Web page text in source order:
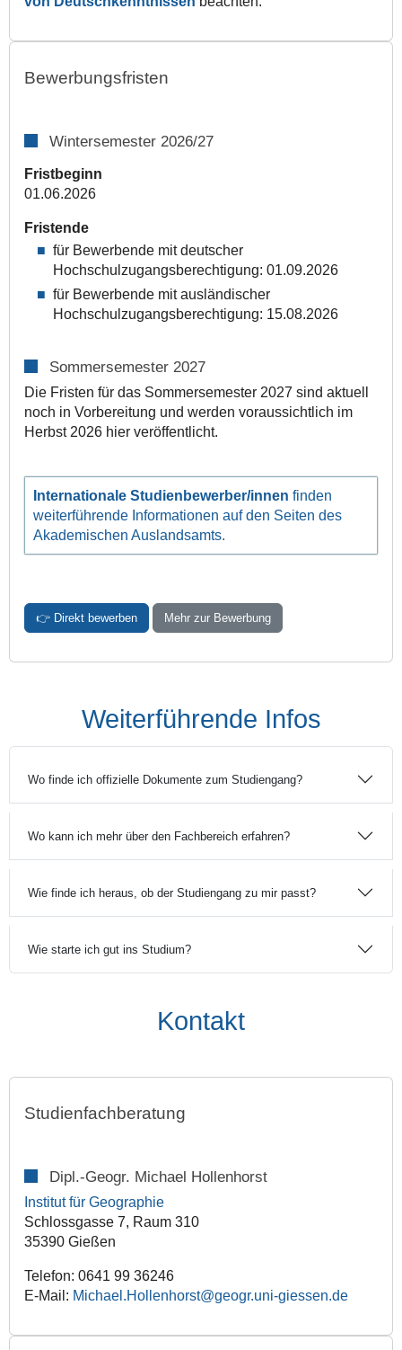
Bewerbungsfristen
Wintersemester 2026/27
Fristbeginn
01.06.2026
Fristende
für Bewerbende mit deutscher
Hochschulzugangsberechtigung: 01.09.2026
für Bewerbende mit ausländischer
Hochschulzugangsberechtigung: 15.08.2026
Sommersemester 2027
Die Fristen für das Sommersemester 2027 sind aktuell
noch in Vorbereitung und werden voraussichtlich im
Herbst 2026 hier veröffentlicht.
Internationale Studienbewerber/innenfinden
weiter­führende Informationen auf den Seiten des
Akademischen Auslandsamts.
👉 Direkt bewerben Mehr zur Bewerbung
Weiterführende Infos
Wo finde ich offizielle Dokumente zum Studiengang?
Wo kann ich mehr über den Fachbereich erfahren?
Wie finde ich heraus, ob der Studiengang zu mir passt?
Wie starte ich gut ins Studium?
Kontakt
Studienfachberatung
Dipl.-Geogr. Michael Hollenhorst
Institut für Geographie
Schlossgasse 7, Raum 310
35390 Gießen
Telefon: 0641 99 36246
E-Mail: Michael.Hollenhorst@geogr.uni-giessen.de